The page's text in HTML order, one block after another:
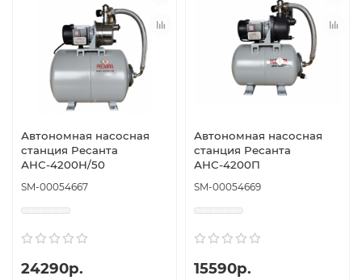
Автономная насосная
станция Ресанта
АНС-4200Н/50
SM-00054667
24290р.
Автономная насосная
станция Ресанта
АНС-4200П
SM-00054669
15590р.